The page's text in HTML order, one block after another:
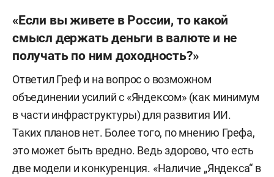
«Если вы живете в России, то какой
смысл держать деньги в валюте и не
получать по ним доходность?»
Ответил Греф и на вопрос о возможном
объединении усилий с «Яндексом» (как минимум
в части инфраструктуры) для развития ИИ.
Таких планов нет. Более того, по мнению Грефа,
это может быть вредно. Ведь здорово, что есть
две модели и конкуренция. «Наличие „Яндекса“ в